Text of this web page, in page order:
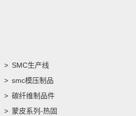
SMC生产线
smc模压制品
碳纤维制品件
蒙皮系列-热固